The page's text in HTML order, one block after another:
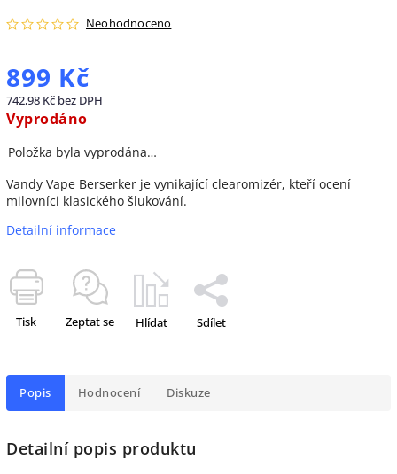
Neohodnoceno
899 Kč
742,98 Kč bez DPH
Vyprodáno
Položka byla vyprodána…
Vandy Vape Berserker je vynikající clearomizér, kteří ocení
milovníci klasického šlukování.
Detailní informace
Tisk Zeptat se Hlídat Sdílet
Popis Hodnocení Diskuze
Detailní popis produktu